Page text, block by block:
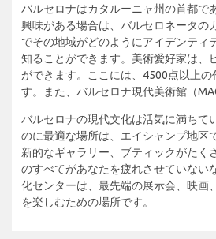
バルセロナはカタルーニャ州の首都で
興味がある場合は、バルセロネータの
でその地域がどのようにアイデンティ
知ることができます。美術愛好家は、
ができます。ここには、4500点以上の
す。また、バルセロナ現代美術館（
バルセロナの現代文化は活気に満ちて
のに最適な場所は、エイシャンプ地区
新的なギャラリー、ブティックがたく
のすべてがあなたを疲れさせていない
化センターは、最先端の展示会、映画
を楽しむための場所です。